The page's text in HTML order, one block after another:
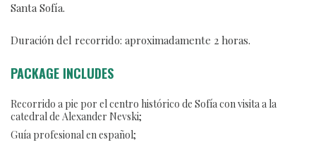
Santa Sofía.
Duración del recorrido: aproximadamente 2 horas.
PACKAGE INCLUDES
Recorrido a pie por el centro histórico de Sofía con visita a la
catedral de Alexander Nevski;
Guía profesional en español;